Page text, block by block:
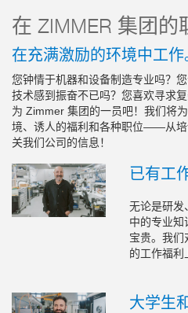
在 ZIMMER 集团的
在充满激励的环境中工作
您钟情于机器和设备制造专业吗？
技术感到振奋不已吗？您喜欢寻求
为 Zimmer 集团的一员吧！我们将
境、诱人的福利和各种职位——从
关我们公司的信息！
已有工
无论是研发
中的专业知
宝贵。我们
的工作福利
大学生